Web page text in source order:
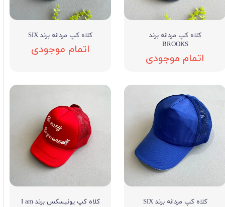
کلاه کپ مردانه برند
BROOKS
اتمام موجودی
کلاه کپ مردانه برند SIX
اتمام موجودی
کلاه کپ مردانه برند SIX کلاه کپ یونیسکس برند I am